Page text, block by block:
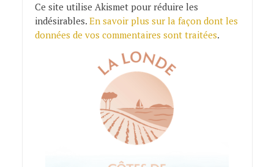
Ce site utilise Akismet pour réduire les
indésirables. En savoir plus sur la façon dont les
données de vos commentaires sont traitées.